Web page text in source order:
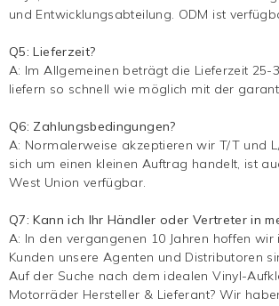
und Entwicklungsabteilung. ODM ist
Q5: Lieferzeit?
A: Im Allgemeinen beträgt die Lieferzeit 25-
liefern so schnell wie möglich mit der
Q6: Zahlungsbedingungen?
A: Normalerweise akzeptieren wir T/T und
sich um einen kleinen Auftrag handelt, ist
West Union verfügbar.
Q7: Kann ich Ihr Händler oder Vertreter in
A: In den vergangenen 10 Jahren hoffen wir
Kunden unsere Agenten und Distributoren
Auf der Suche nach dem idealen Vinyl-
Motorräder Hersteller & Lieferant? Wir